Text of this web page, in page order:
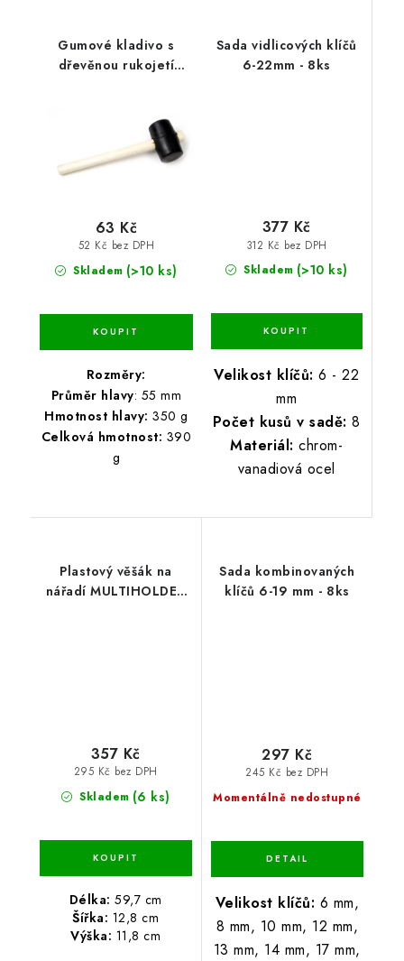
Gumové kladivo s
dřevěnou rukojetí
Skladem (>10 ks)
52 Kč bez DPH
63 Kč
Rozměry:
Průměr hlavy: 55 mm
Hmotnost hlavy: 350 g
Celková hmotnost: 390
g
Sada vidlicových klíčů
6-22mm - 8ks
Skladem (>10 ks)
312 Kč bez DPH
377 Kč
Velikost klíčů: 6 - 22
mm
Počet kusů v sadě: 8
Materiál: chrom-
vanadiová ocel
Plastový věšák na
nářadí MULTIHOLDER
Skladem (6 ks)
295 Kč bez DPH
357 Kč
Délka: 59,7 cm
Šířka: 12,8 cm
Výška: 11,8 cm
Sada kombinovaných
klíčů 6-19 mm - 8ks
Momentálně nedostupné
245 Kč bez DPH
297 Kč
Velikost klíčů: 6 mm,
8 mm, 10 mm, 12 mm,
13 mm, 14 mm, 17 mm,